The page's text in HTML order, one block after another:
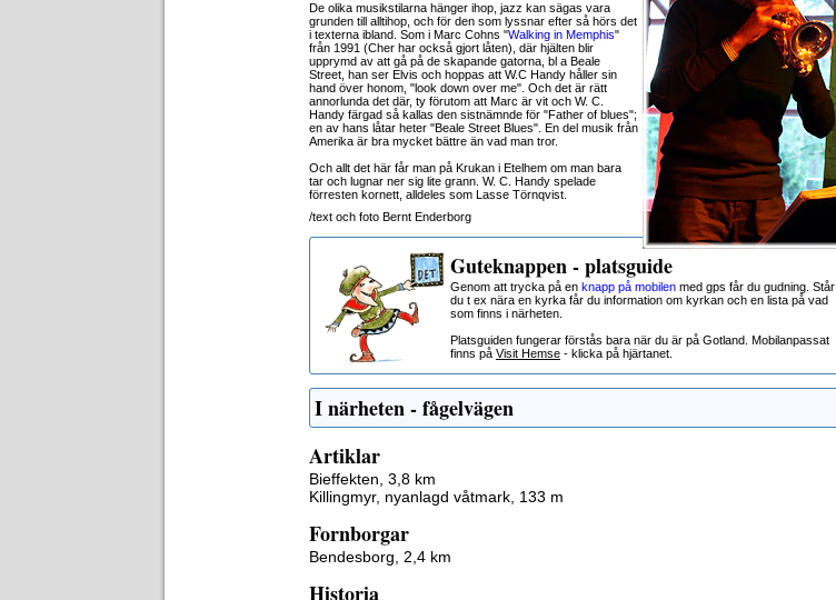
De olika musikstilarna hänger ihop, jazz kan sägas vara
grunden till alltihop, och för den som lyssnar efter så hörs det
i texterna ibland. Som i Marc Cohns "Walking in Memphis"
från 1991 (Cher har också gjort låten), där hjälten blir
upprymd av att gå på de skapande gatorna, bl a Beale
Street, han ser Elvis och hoppas att W.C Handy håller sin
hand över honom, "look down over me". Och det är rätt
annorlunda det där, ty förutom att Marc är vit och W. C.
Handy färgad så kallas den sistnämnde för "Father of blues";
en av hans låtar heter "Beale Street Blues". En del musik från
Amerika är bra mycket bättre än vad man tror.
Och allt det här får man på Krukan i Etelhem om man bara
tar och lugnar ner sig lite grann. W. C. Handy spelade
förresten kornett, alldeles som Lasse Törnqvist.
/text och foto Bernt Enderborg
Guteknappen - platsguide
Genom att trycka på en knapp på mobilen med gps får du gudning. Står
du t ex nära en kyrka får du information om kyrkan och en lista på vad
som finns i närheten.
Platsguiden fungerar förstås bara när du är på Gotland. Mobilanpassat
finns på Visit Hemse - klicka på hjärtanet.
I närheten - fågelvägen
Artiklar
Bieffekten, 3,8 km
Killingmyr, nyanlagd våtmark, 133 m
Fornborgar
Bendesborg, 2,4 km
Historia